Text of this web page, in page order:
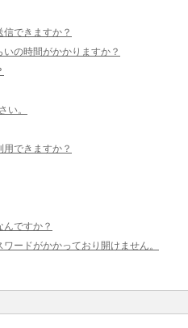
できますか？
の時間がかかりますか？
い。
できますか？
ですか？
ードがかかっており開けません。